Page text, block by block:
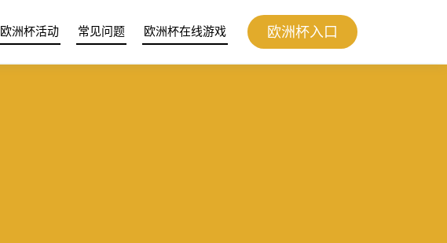
欧洲杯活动 常见问题 欧洲杯在线游戏 欧洲杯入口